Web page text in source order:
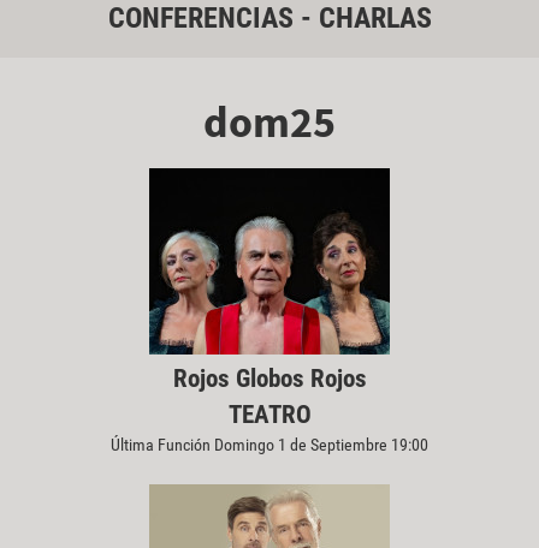
CONFERENCIAS - CHARLAS
dom25
Rojos Globos Rojos
TEATRO
Última Función Domingo 1 de Septiembre 19:00